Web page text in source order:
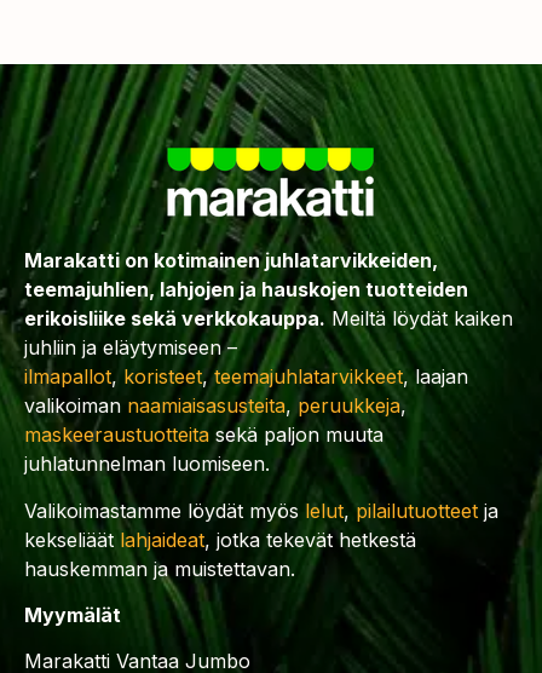
Marakatti on kotimainen juhlatarvikkeiden,
teemajuhlien, lahjojen ja hauskojen tuotteiden
erikoisliike sekä verkkokauppa. Meiltä löydät kaiken
juhliin ja eläytymiseen –
ilmapallot, koristeet,teemajuhlatarvikkeet, laajan
valikoiman naamiaisasusteita, peruukkeja,
maskeeraustuotteita sekä paljon muuta
juhlatunnelman luomiseen.
Valikoimastamme löydät myös lelut,pilailutuotteet ja
kekseliäät lahjaideat, jotka tekevät hetkestä
hauskemman ja muistettavan.
Myymälät
Marakatti Vantaa Jumbo